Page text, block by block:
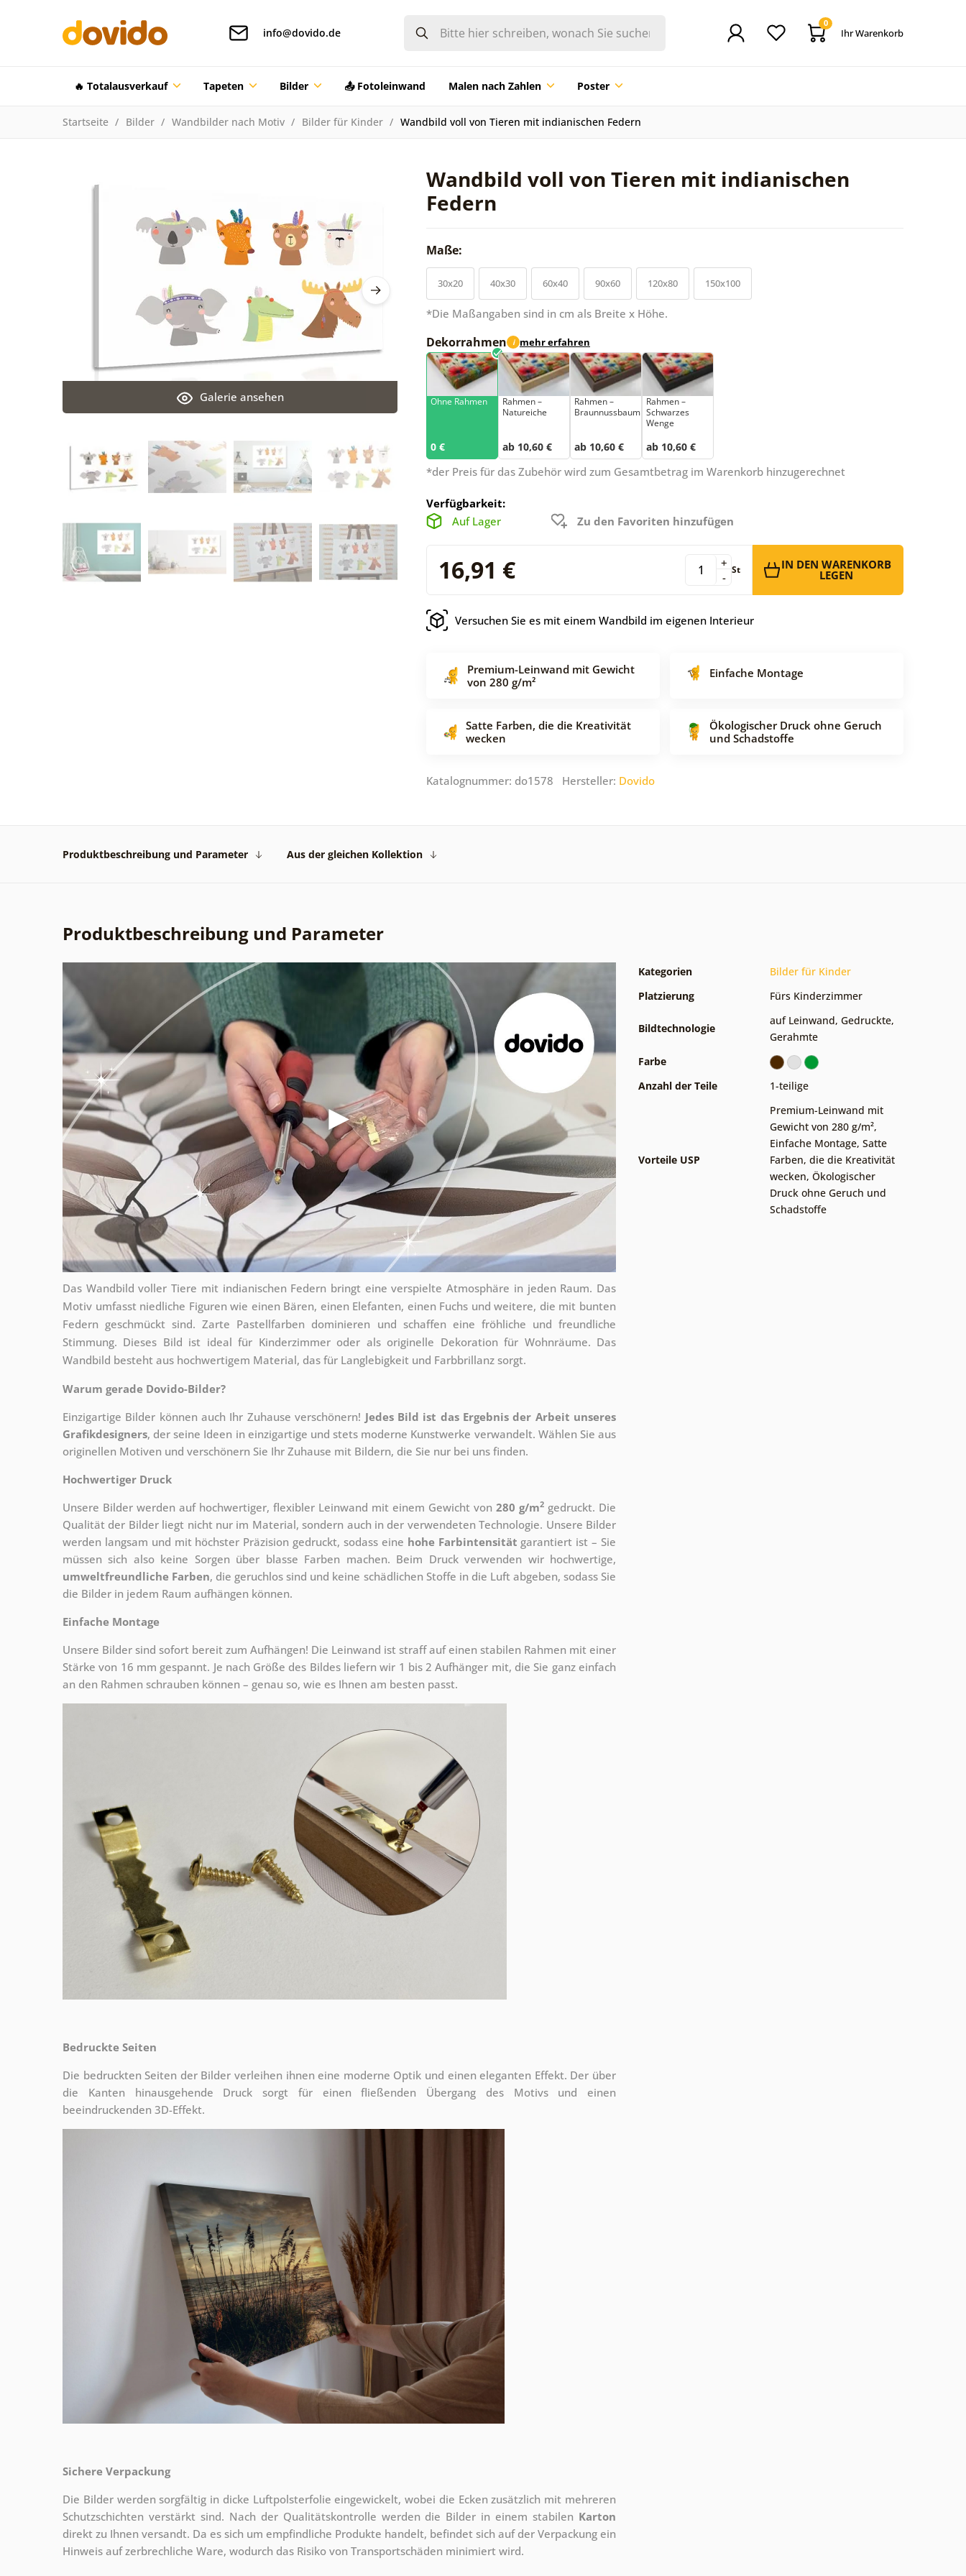
info@dovido.de
0
Ihr Warenkorb
🔥 Totalausverkauf Tapeten Bilder 📤 Fotoleinwand Malen nach Zahlen Poster
Startseite Bilder Wandbilder nach Motiv Bilder für Kinder Wandbild voll von Tieren mit indianischen Federn
Wandbild voll von Tieren mit indianischen
Federn
Galerie ansehen
Maße:
30x20 40x30 60x40 90x60 120x80 150x100
*Die Maßangaben sind in cm als Breite x Höhe.
Dekorrahmen i mehr erfahren
Ohne Rahmen
0 €
Rahmen –
Natureiche
ab 10,60 €
Rahmen –
Braunnussbaum
ab 10,60 €
Rahmen –
Schwarzes
Wenge
ab 10,60 €
*der Preis für das Zubehör wird zum Gesamtbetrag im Warenkorb hinzugerechnet
Verfügbarkeit:
Auf Lager
Zu den Favoriten hinzufügen
16,91 € -
+ St IN DEN WARENKORB
LEGEN
Versuchen Sie es mit einem Wandbild im eigenen Interieur
Premium-Leinwand mit Gewicht
von 280 g/m²
Einfache Montage
Satte Farben, die die Kreativität
wecken
Ökologischer Druck ohne Geruch
und Schadstoffe
Katalognummer: do1578 Hersteller: Dovido
Produktbeschreibung und Parameter Aus der gleichen Kollektion
Produktbeschreibung und Parameter
Das Wandbild voller Tiere mit indianischen Federn bringt eine verspielte Atmosphäre in jeden Raum. Das
Motiv umfasst niedliche Figuren wie einen Bären, einen Elefanten, einen Fuchs und weitere, die mit bunten
Federn geschmückt sind. Zarte Pastellfarben dominieren und schaffen eine fröhliche und freundliche
Stimmung. Dieses Bild ist ideal für Kinderzimmer oder als originelle Dekoration für Wohnräume. Das
Wandbild besteht aus hochwertigem Material, das für Langlebigkeit und Farbbrillanz sorgt.
Warum gerade Dovido-Bilder?
Einzigartige Bilder können auch Ihr Zuhause verschönern! Jedes Bild ist das Ergebnis der Arbeit unseres
Grafikdesigners, der seine Ideen in einzigartige und stets moderne Kunstwerke verwandelt. Wählen Sie aus
originellen Motiven und verschönern Sie Ihr Zuhause mit Bildern, die Sie nur bei uns finden.
Hochwertiger Druck
Unsere Bilder werden auf hochwertiger, flexibler Leinwand mit einem Gewicht von 280 g/m2 gedruckt. Die
Qualität der Bilder liegt nicht nur im Material, sondern auch in der verwendeten Technologie. Unsere Bilder
werden langsam und mit höchster Präzision gedruckt, sodass eine hohe Farbintensität garantiert ist – Sie
müssen sich also keine Sorgen über blasse Farben machen. Beim Druck verwenden wir hochwertige,
umweltfreundliche Farben, die geruchlos sind und keine schädlichen Stoffe in die Luft abgeben, sodass Sie
die Bilder in jedem Raum aufhängen können.
Einfache Montage
Unsere Bilder sind sofort bereit zum Aufhängen! Die Leinwand ist straff auf einen stabilen Rahmen mit einer
Stärke von 16 mm gespannt. Je nach Größe des Bildes liefern wir 1 bis 2 Aufhänger mit, die Sie ganz einfach
an den Rahmen schrauben können – genau so, wie es Ihnen am besten passt.
Bedruckte Seiten
Die bedruckten Seiten der Bilder verleihen ihnen eine moderne Optik und einen eleganten Effekt. Der über
die Kanten hinausgehende Druck sorgt für einen fließenden Übergang des Motivs und einen
beeindruckenden 3D-Effekt.
Sichere Verpackung
Die Bilder werden sorgfältig in dicke Luftpolsterfolie eingewickelt, wobei die Ecken zusätzlich mit mehreren
Schutzschichten verstärkt sind. Nach der Qualitätskontrolle werden die Bilder in einem stabilen Karton
direkt zu Ihnen versandt. Da es sich um empfindliche Produkte handelt, befindet sich auf der Verpackung ein
Hinweis auf zerbrechliche Ware, wodurch das Risiko von Transportschäden minimiert wird.
Kategorien
Bilder für Kinder
Platzierung
Fürs Kinderzimmer
Bildtechnologie
auf Leinwand, Gedruckte,
Gerahmte
Farbe
Anzahl der Teile
1-teilige
Vorteile USP
Premium-Leinwand mit
Gewicht von 280 g/m²,
Einfache Montage, Satte
Farben, die die Kreativität
wecken, Ökologischer
Druck ohne Geruch und
Schadstoffe